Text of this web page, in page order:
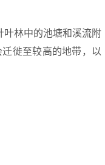
叶林中的池塘和溪流附
徙至较高的地带，以